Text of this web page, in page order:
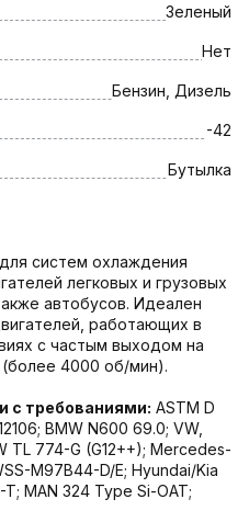
Зеленый
Нет
Бензин, Дизель
-42
Бутылка
систем охлаждения
легковых и грузовых
автобусов. Идеален
работающих в
с частым выходом на
4000 об/мин).
с требованиями: ASTM D
BMW N600 69.0; VW,
TL 774-G (G12++); Mercedes-
M97B44-D/E; Hyundai/Kia
MAN 324 Type Si-OAT;